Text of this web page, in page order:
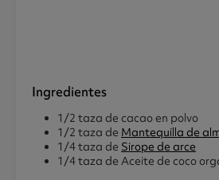
Ingredientes
1/2 taza de cacao en polvo
1/2 taza de Mantequilla de
1/4 taza de Sirope de arce
1/4 taza de Aceite de coco